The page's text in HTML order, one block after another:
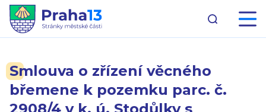
Smlouva o zřízení věcného
břemene k pozemku parc. č.